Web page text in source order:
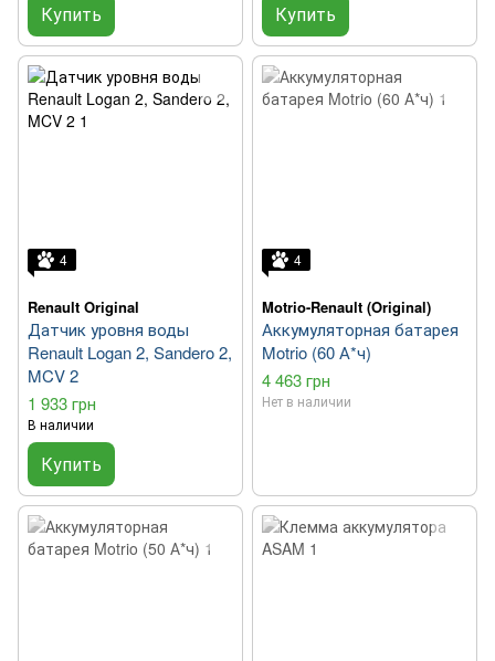
Купить Купить
4
Renault Original
Датчик уровня воды
Renault Logan 2, Sandero 2,
MCV 2
1 933 грн
В наличии
Купить
4
Motrio-Renault (Original)
Аккумуляторная батарея
Motrio (60 А*ч)
4 463 грн
Нет в наличии